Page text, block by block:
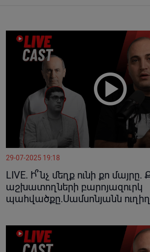
29-07-2025 19:18
LIVE. Ի՞նչ մեղք ունի քո
աշխատողների բարոյազուրկ
պահվածքը.Սամսոնյանն ուղիղ